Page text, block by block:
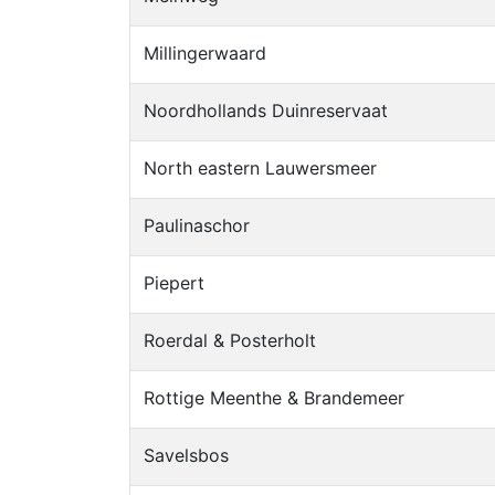
Millingerwaard
Noordhollands Duinreservaat
North eastern Lauwersmeer
Paulinaschor
Piepert
Roerdal & Posterholt
Rottige Meenthe & Brandemeer
Savelsbos